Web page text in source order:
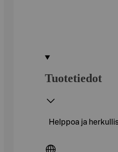
Tuotetiedot
Helppoa ja